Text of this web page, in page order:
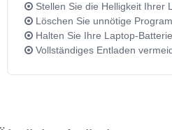
Stellen Sie die Helligkeit Ihrer
Löschen Sie unnötige
Halten Sie Ihre Laptop-
Vollständiges Entladen